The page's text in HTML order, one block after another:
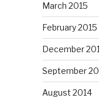
March 2015
February 2015
December
September
August 2014